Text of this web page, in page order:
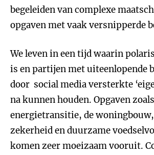
begeleiden van complexe
opgaven met vaak versnipperde
We leven in een tijd waarin
is en partijen met uiteenlopende
door social media versterkte
na kunnen houden. Opgaven
energietransitie, de
zekerheid en duurzame
komen zeer moeizaam vooruit.